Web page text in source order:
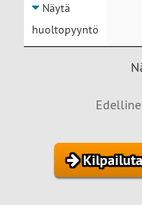
Näytä
huoltopyyntö